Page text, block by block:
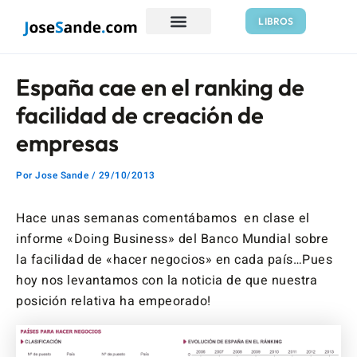
LIBROS
España cae en el ranking de
facilidad de creación de
empresas
Por Jose Sande / 29/10/2013
Hace unas semanas comentábamos en clase el
informe «Doing Business» del Banco Mundial sobre
la facilidad de «hacer negocios» en cada país…Pues
hoy nos levantamos con la noticia de que nuestra
posición relativa ha empeorado!
de